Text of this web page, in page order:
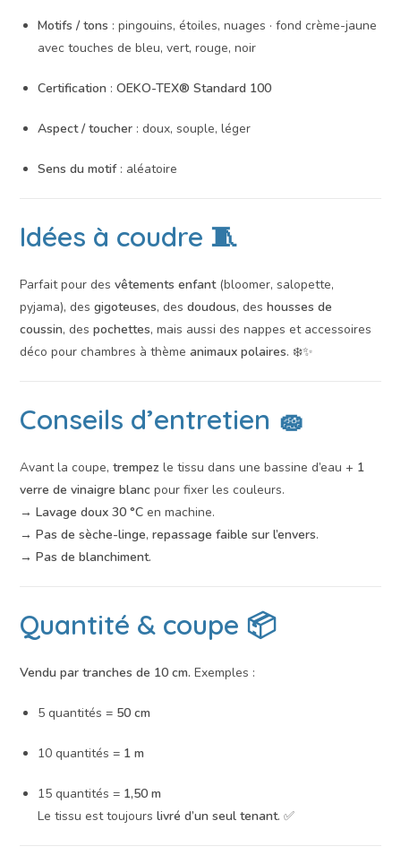
Motifs / tons : pingouins, étoiles, nuages · fond crème-jaune
avec touches de bleu, vert, rouge, noir
Certification :OEKO-TEX® Standard 100
Aspect / toucher : doux, souple, léger
Sens du motif: aléatoire
Idées à coudre 🧵
Parfait pour desvêtements enfant(bloomer, salopette,
pyjama), desgigoteuses, desdoudous, deshousses de
coussin, despochettes, mais aussi des nappes et accessoires
déco pour chambres à thèmeanimaux polaires. ❄️✨
Conseils d’entretien 🧽
Avant la coupe,trempez le tissu dans une bassine d’eau + 1
verre de vinaigre blanc pour fixer les couleurs.
→Lavage doux 30 °C en machine.
→Pas de sèche-linge,repassage faible sur l’envers.
→Pas de blanchiment.
Quantité & coupe 📦
Vendu par tranches de 10 cm. Exemples :
5 quantités = 50 cm
10 quantités = 1 m
15 quantités = 1,50 m
Le tissu est toujourslivré d’un seul tenant. ✅